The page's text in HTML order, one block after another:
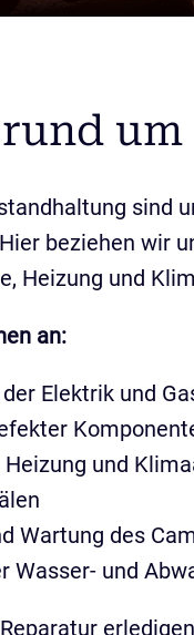
sind
beziehen wir
Heizung und
an:
Elektrik und
und
Wartung des
Wasser- und